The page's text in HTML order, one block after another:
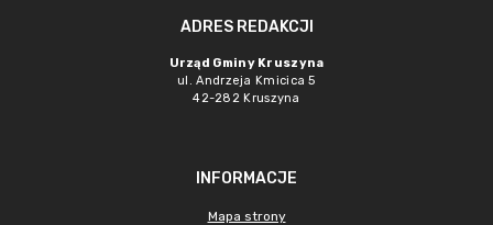
ADRES REDAKCJI
Urząd Gminy Kruszyna
ul. Andrzeja Kmicica 5
42-282 Kruszyna
INFORMACJE
Mapa strony